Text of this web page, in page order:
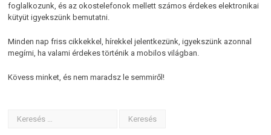
foglalkozunk, és az okostelefonok mellett számos érdekes elektronikai
kütyüt igyekszünk bemutatni.
Minden nap friss cikkekkel, hírekkel jelentkezünk, igyekszünk azonnal
megírni, ha valami érdekes történik a mobilos világban.
Kövess minket, és nem maradsz le semmiről!